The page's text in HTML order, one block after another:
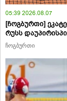
05:39 2026.08.07
[ჩოგბურთი]
რუსს
ჩოგბურთი